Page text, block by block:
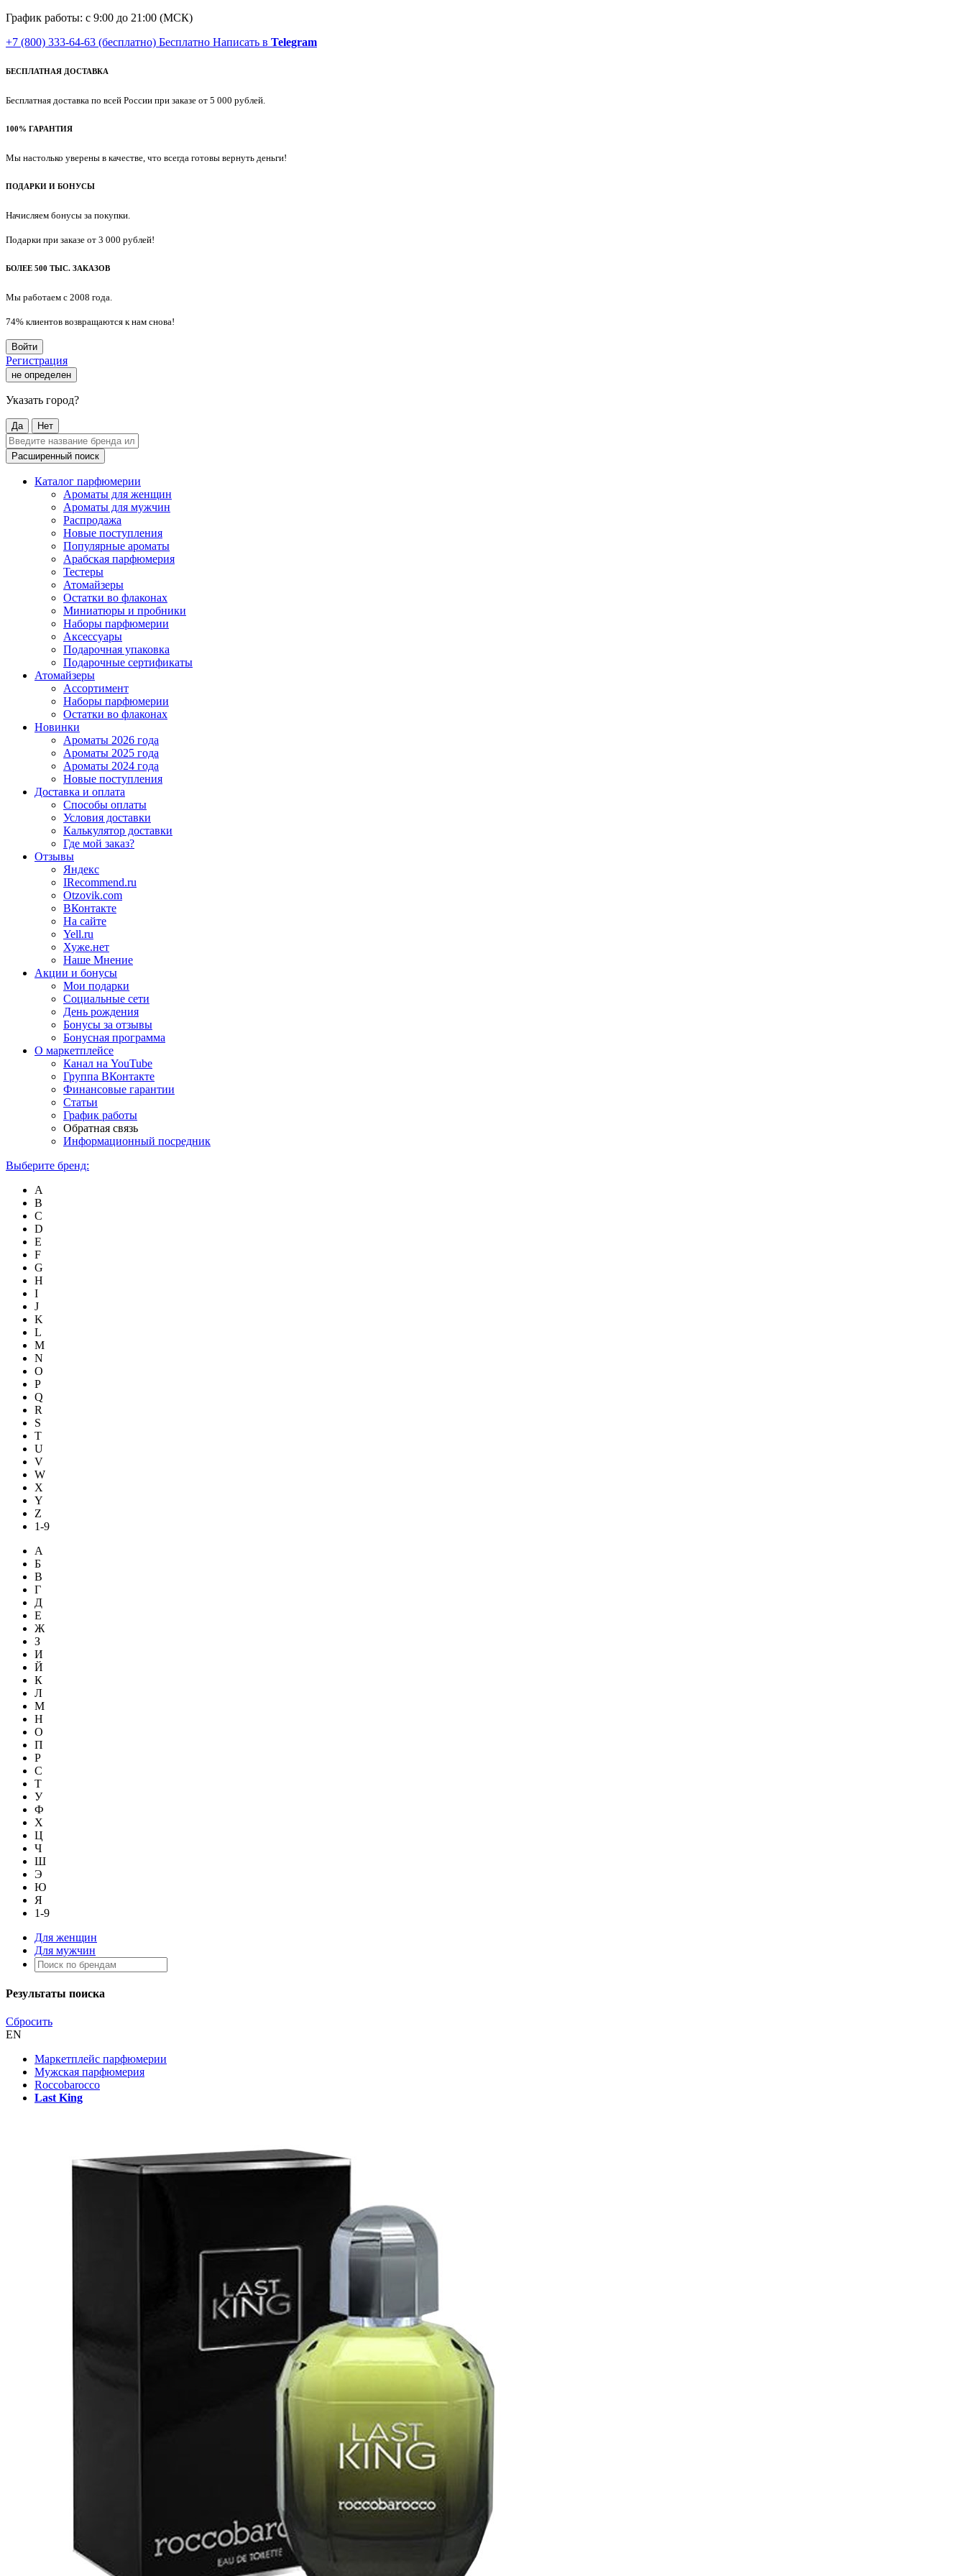
График работы: с 9:00 до 21:00 (МСК)
+7 (800) 333-64-63 (бесплатно) Бесплатно Написать в Telegram
БЕСПЛАТНАЯ ДОСТАВКА
Бесплатная доставка по всей России при заказе от 5 000 рублей.
100% ГАРАНТИЯ
Мы настолько уверены в качестве, что всегда готовы вернуть деньги!
ПОДАРКИ И БОНУСЫ
Начисляем бонусы за покупки.
Подарки при заказе от 3 000 рублей!
БОЛЕЕ 500 ТЫС. ЗАКАЗОВ
Мы работаем с 2008 года.
74% клиентов возвращаются к нам снова!
Войти
Регистрация
не определен
Указать город?
Да Нет
Расширенный поиск
Каталог парфюмерии
Ароматы для женщин
Ароматы для мужчин
Распродажа
Новые поступления
Популярные ароматы
Арабская парфюмерия
Тестеры
Атомайзеры
Остатки во флаконах
Миниатюры и пробники
Наборы парфюмерии
Аксессуары
Подарочная упаковка
Подарочные сертификаты
Атомайзеры
Ассортимент
Наборы парфюмерии
Остатки во флаконах
Новинки
Ароматы 2026 года
Ароматы 2025 года
Ароматы 2024 года
Новые поступления
Доставка и оплата
Способы оплаты
Условия доставки
Калькулятор доставки
Где мой заказ?
Отзывы
Яндекс
IRecommend.ru
Otzovik.com
ВКонтакте
На сайте
Yell.ru
Хуже.нет
Наше Мнение
Акции и бонусы
Мои подарки
Социальные сети
День рождения
Бонусы за отзывы
Бонусная программа
О маркетплейсе
Канал на YouTube
Группа ВКонтакте
Финансовые гарантии
Статьи
График работы
Обратная связь
Информационный посредник
Выберите бренд:
A
B
C
D
E
F
G
H
I
J
K
L
M
N
O
P
Q
R
S
T
U
V
W
X
Y
Z
1-9
А
Б
В
Г
Д
Е
Ж
З
И
Й
К
Л
М
Н
О
П
Р
С
Т
У
Ф
Х
Ц
Ч
Ш
Э
Ю
Я
1-9
Для женщин
Для мужчин
Результаты поиска
Сбросить
EN
Маркетплейс парфюмерии
Мужская парфюмерия
Roccobarocco
Last King